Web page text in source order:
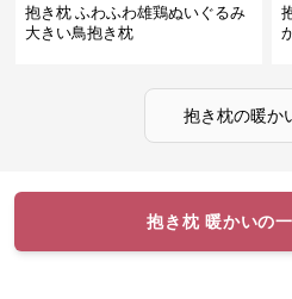
抱き枕 ふわふわ雄鶏ぬいぐるみ
大きい鳥抱き枕
抱き枕の暖か
抱き枕 暖かいの